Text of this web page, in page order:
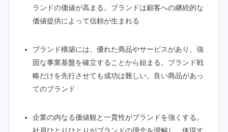
ランドの価値が高まる。ブランドは顧客への継続的な
価値提供によって信頼が生まれる
ブランド構築には、優れた商品やサービスがあり、強
固な事業基盤を確立することから始まる。ブランド戦
略だけを先行させても成功は難しい。良い商品があっ
てのブランド
企業の内なる価値観と一貫性がブランドを強くする。